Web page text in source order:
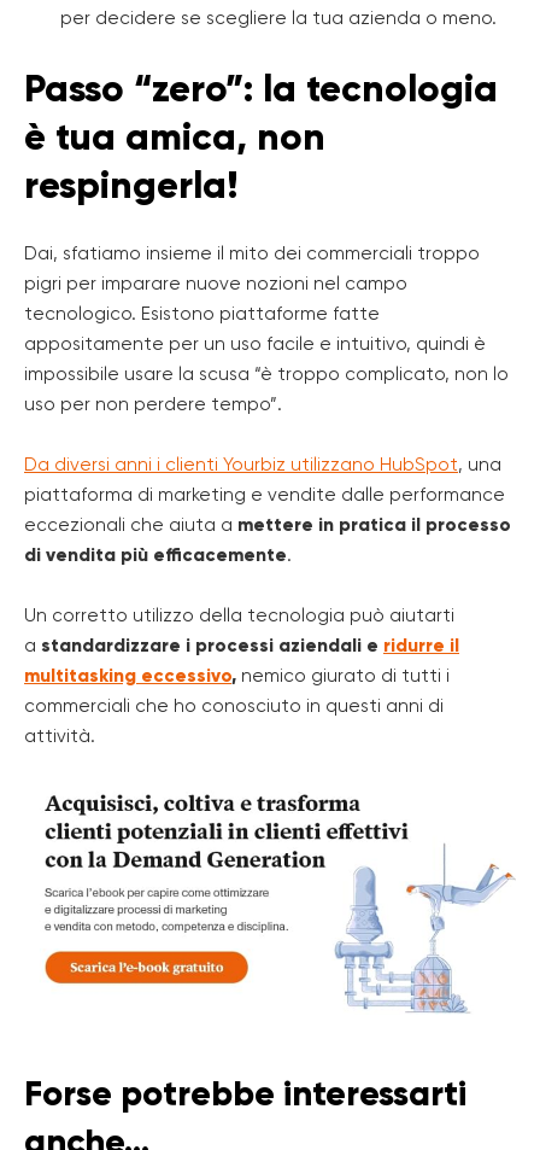
per decidere se scegliere la tua azienda o meno.
Passo “zero”: la tecnologia
è tua amica, non
respingerla!
Dai, sfatiamo insieme il mito dei commerciali troppo
pigri per imparare nuove nozioni nel campo
tecnologico. Esistono piattaforme fatte
appositamente per un uso facile e intuitivo, quindi è
impossibile usare la scusa “è troppo complicato, non lo
uso per non perdere tempo”.
Da diversi anni i clienti Yourbiz utilizzano HubSpot, una
piattaforma di marketing e vendite dalle performance
eccezionali che aiuta a mettere in pratica il processo
di vendita più efficacemente.
Un corretto utilizzo della tecnologia può aiutarti
a standardizzare i processi aziendali e ridurre il
multitasking eccessivo, nemico giurato di tutti i
commerciali che ho conosciuto in questi anni di
attività.
Forse potrebbe interessarti